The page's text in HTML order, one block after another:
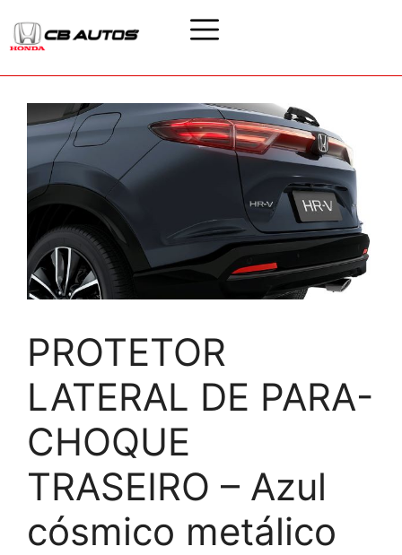
PROTETOR
LATERAL DE PARA-
CHOQUE
TRASEIRO – Azul
cósmico metálico